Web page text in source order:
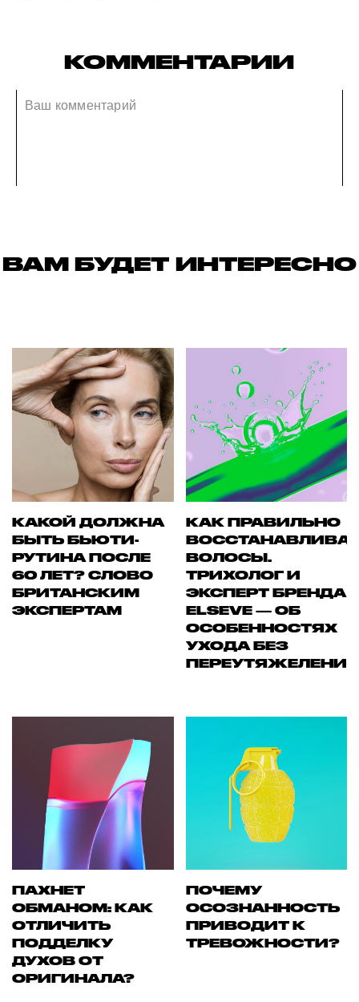
КОММЕНТАРИИ
ВАМ БУДЕТ ИНТЕРЕСНО
КАКОЙ ДОЛЖНА
БЫТЬ БЬЮТИ-
РУТИНА ПОСЛЕ
60 ЛЕТ? СЛОВО
БРИТАНСКИМ
ЭКСПЕРТАМ
КАК ПРАВИЛЬНО
ВОЛОСЫ.
ТРИХОЛОГ И
ЭКСПЕРТ БРЕНДА
ELSEVE — ОБ
ОСОБЕННОСТЯХ
УХОДА БЕЗ
ПЕРЕУТЯЖЕЛЕНИЯ
ПАХНЕТ
ОБМАНОМ: КАК
ОТЛИЧИТЬ
ПОДДЕЛКУ
ДУХОВ ОТ
ОРИГИНАЛА?
ПОЧЕМУ
ОСОЗНАННОСТЬ
ПРИВОДИТ К
ТРЕВОЖНОСТИ?